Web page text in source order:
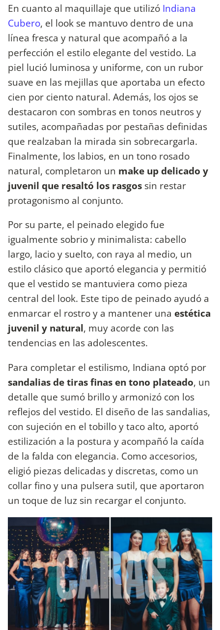
En cuanto al maquillaje que utilizó Indiana
Cubero, el look se mantuvo dentro de una
línea fresca y natural que acompañó a la
perfección el estilo elegante del vestido. La
piel lució luminosa y uniforme, con un rubor
suave en las mejillas que aportaba un efecto
cien por ciento natural. Además, los ojos se
destacaron con sombras en tonos neutros y
sutiles, acompañadas por pestañas definidas
que realzaban la mirada sin sobrecargarla.
Finalmente, los labios, en un tono rosado
natural, completaron un make up delicado y
juvenil que resaltó los rasgos sin restar
protagonismo al conjunto.
Por su parte, el peinado elegido fue
igualmente sobrio y minimalista: cabello
largo, lacio y suelto, con raya al medio, un
estilo clásico que aportó elegancia y permitió
que el vestido se mantuviera como pieza
central del look. Este tipo de peinado ayudó a
enmarcar el rostro y a mantener una estética
juvenil y natural, muy acorde con las
tendencias en las adolescentes.
Para completar el estilismo, Indiana optó por
sandalias de tiras finas en tono plateado, un
detalle que sumó brillo y armonizó con los
reflejos del vestido. El diseño de las sandalias,
con sujeción en el tobillo y taco alto, aportó
estilización a la postura y acompañó la caída
de la falda con elegancia. Como accesorios,
eligió piezas delicadas y discretas, como un
collar fino y una pulsera sutil, que aportaron
un toque de luz sin recargar el conjunto.